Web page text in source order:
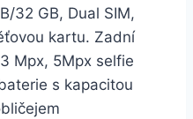
32 GB, Dual SIM,
kartu. Zadní
Mpx, 5Mpx selfie
s kapacitou